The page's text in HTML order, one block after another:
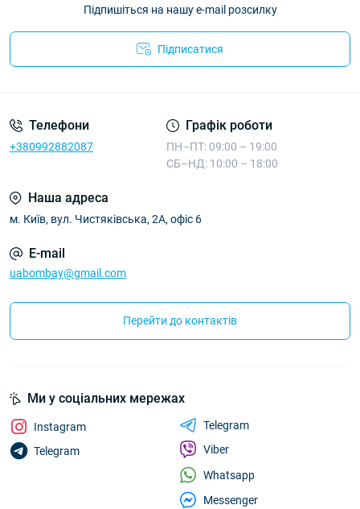
Підпишіться на нашу e-mail розсилку
Підписатися
Телефони
+380992882087
Графік роботи
ПН–ПТ: 09:00 – 19:00
СБ–НД: 10:00 – 18:00
Наша адреса
м. Київ, вул. Чистяківська, 2А, офіс 6
E-mail
uabombay@gmail.com
Перейти до контактів
Ми у соціальних мережах
Instagram
Telegram
Telegram
Viber
Whatsapp
Messenger